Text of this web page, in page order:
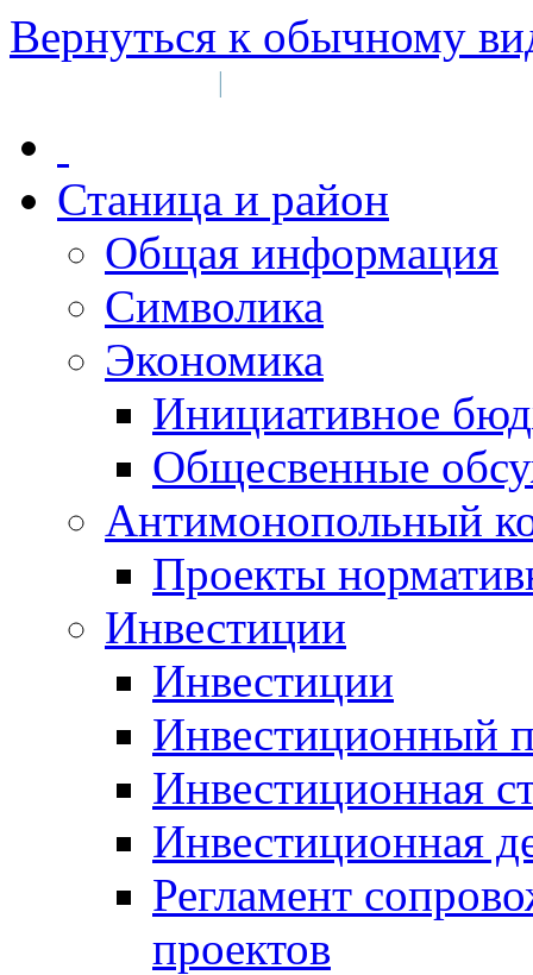
Вернуться к обычному
|
Станица и район
Общая информация
Символика
Экономика
Инициативное
Общесвенные
Антимонопольный
Проекты
Инвестиции
Инвестиции
Инвестиционный
Инвестиционная
Инвестиционная
Регламент
проектов